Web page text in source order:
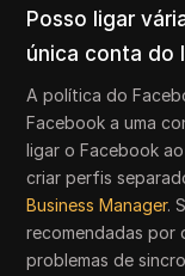
Posso ligar
única conta do
A política do
Facebook a uma
ligar o Facebook
criar perfis
Business Manager.
recomendadas por
problemas de